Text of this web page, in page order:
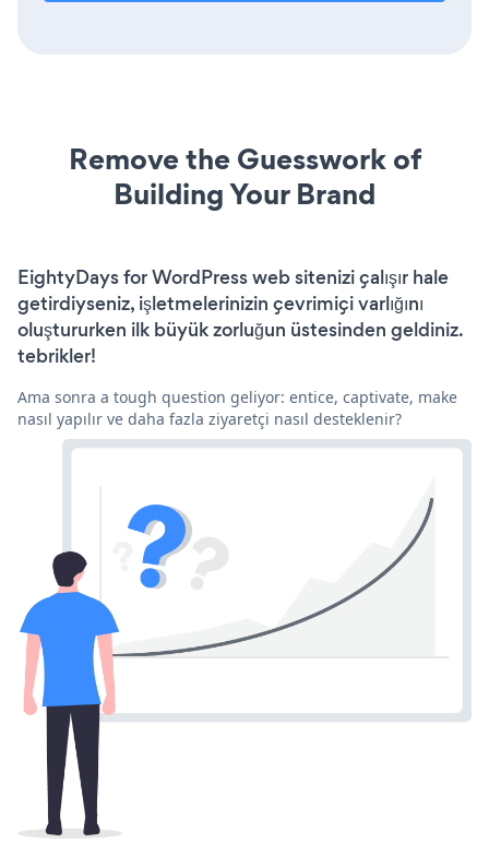
Remove the Guesswork of
Building Your Brand
EightyDays for WordPress web sitenizi çalışır hale
getirdiyseniz, işletmelerinizin çevrimiçi varlığını
oluştururken ilk büyük zorluğun üstesinden geldiniz.
tebrikler!
Ama sonra a tough question geliyor: entice, captivate, make
nasıl yapılır ve daha fazla ziyaretçi nasıl desteklenir?